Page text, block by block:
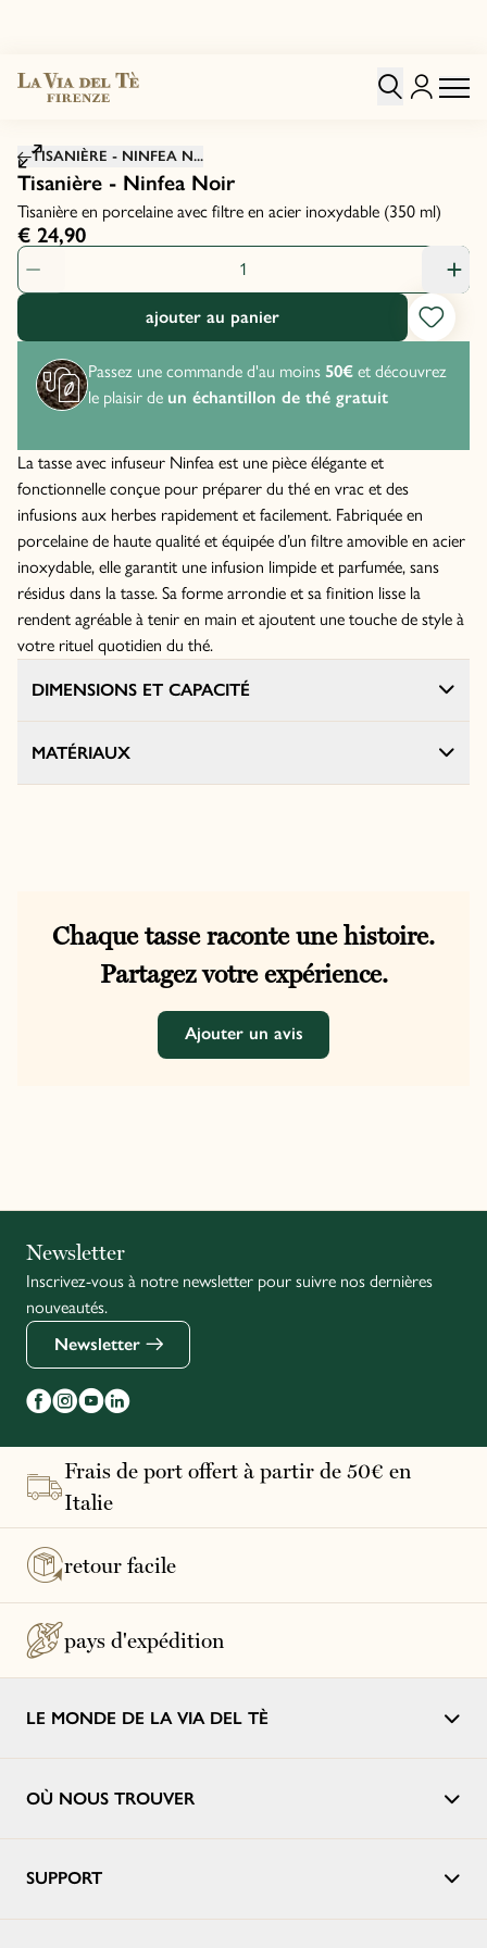
TISANIÈRE - NINFEA N...
Tisanière - Ninfea Noir
Tisanière en porcelaine avec filtre en acier inoxydable (350 ml)
€ 24,90
quantité de produit: 1
ajouter au panier
Passez une commande d'au moins 50€et découvrez
le plaisir de un échantillon de thé gratuit
La tasse avec infuseur Ninfea est une pièce élégante et
fonctionnelle conçue pour préparer du thé en vrac et des
infusions aux herbes rapidement et facilement. Fabriquée en
porcelaine de haute qualité et équipée d’un filtre amovible en acier
inoxydable, elle garantit une infusion limpide et parfumée, sans
résidus dans la tasse. Sa forme arrondie et sa finition lisse la
rendent agréable à tenir en main et ajoutent une touche de style à
votre rituel quotidien du thé.
DIMENSIONS ET CAPACITÉ
MATÉRIAUX
Chaque tasse raconte une histoire.
Partagez votre expérience.
Ajouter un avis
English
Newsletter
Inscrivez-vous à notre newsletter pour suivre nos dernières
nouveautés.
Newsletter
Frais de port offert à partir de 50€ en
Italie
retour facile
pays d'expédition
LE MONDE DE LA VIA DEL TÈ
OÙ NOUS TROUVER
SUPPORT